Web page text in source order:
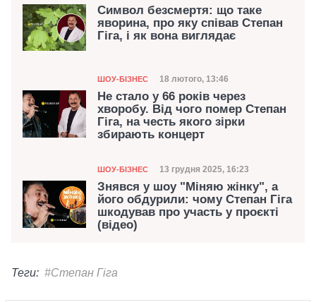
Символ безсмертя: що таке
яворина, про яку співав Степан
Гіга, і як вона виглядає
Категорія
ШОУ-БІЗНЕС Дата публікації
18 лютого, 13:46
Не стало у 66 років через
хворобу. Від чого помер Степан
Гіга, на честь якого зірки
збирають концерт
Категорія
ШОУ-БІЗНЕС Дата публікації
13 грудня 2025, 16:23
Знявся у шоу "Міняю жінку", а
його обдурили: чому Степан Гіга
шкодував про участь у проєкті
(відео)
Теги: #Степан Гіга